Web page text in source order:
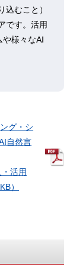
むこと）
です。活用
や様々なAI
グ・シ
自然言
活用
）